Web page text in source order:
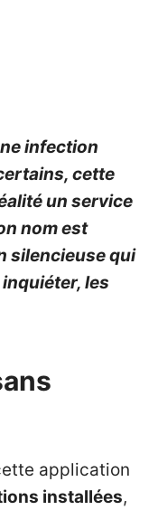
infection
cette
un service
nom est
silencieuse qui
les
application
installées,